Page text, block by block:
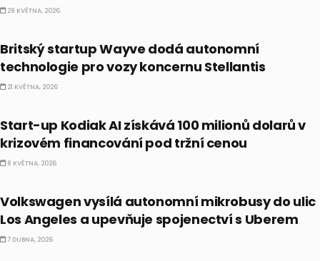
29 KVĚTNA, 2026
Britský startup Wayve dodá autonomní
technologie pro vozy koncernu Stellantis
21 KVĚTNA, 2026
Start-up Kodiak AI získává 100 milionů dolarů v
krizovém financování pod tržní cenou
8 KVĚTNA, 2026
Volkswagen vysílá autonomní mikrobusy do ulic
Los Angeles a upevňuje spojenectví s Uberem
7 DUBNA, 2026